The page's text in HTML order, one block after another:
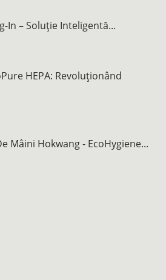
In – Soluție Inteligentă...
HEPA: Revoluționând
Mâini Hokwang - EcoHygiene...